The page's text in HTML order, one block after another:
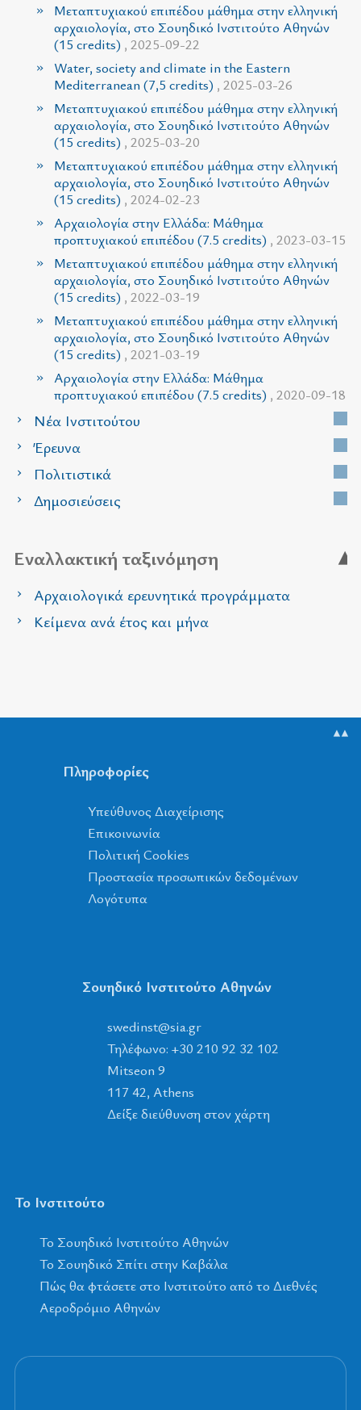
Μεταπτυχιακού επιπέδου μάθημα στην ελληνική
αρχαιολογία, στο Σουηδικό Ινστιτούτο Αθηνών
(15 credits) , 2025-09-22
Water, society and climate in the Eastern
Mediterranean (7,5 credits) , 2025-03-26
Μεταπτυχιακού επιπέδου μάθημα στην ελληνική
αρχαιολογία, στο Σουηδικό Ινστιτούτο Αθηνών
(15 credits) , 2025-03-20
Μεταπτυχιακού επιπέδου μάθημα στην ελληνική
αρχαιολογία, στο Σουηδικό Ινστιτούτο Αθηνών
(15 credits) , 2024-02-23
Αρχαιολογία στην Ελλάδα: Μάθημα
προπτυχιακού επιπέδου (7.5 credits) , 2023-03-15
Μεταπτυχιακού επιπέδου μάθημα στην ελληνική
αρχαιολογία, στο Σουηδικό Ινστιτούτο Αθηνών
(15 credits) , 2022-03-19
Μεταπτυχιακού επιπέδου μάθημα στην ελληνική
αρχαιολογία, στο Σουηδικό Ινστιτούτο Αθηνών
(15 credits) , 2021-03-19
Αρχαιολογία στην Ελλάδα: Μάθημα
προπτυχιακού επιπέδου (7.5 credits) , 2020-09-18
Νέα Ινστιτούτου
Έρευνα
Πολιτιστικά
Δημοσιεύσεις
Εναλλακτική ταξινόμηση
Αρχαιολογικά ερευνητικά προγράμματα
Κείμενα ανά έτος και μήνα
▲▲
Πληροφορίες
Υπεύθυνος Διαχείρισης
Επικοινωνία
Πολιτική Cookies
Προστασία προσωπικών δεδομένων
Λογότυπα
Σουηδικό Ινστιτούτο Αθηνών
rg
.
ais
@
tsnidews
Τηλέφωνο: +30 210 92 32 102
Mitseon 9
117 42, Athens
Δείξε διεύθυνση στον χάρτη
Το Ινστιτούτο
To Σουηδικό Ινστιτούτο Αθηνών
Το Σουηδικό Σπίτι στην Καβάλα
Πώς θα φτάσετε στο Ινστιτούτο από το Διεθνές
Αεροδρόμιο Αθηνών